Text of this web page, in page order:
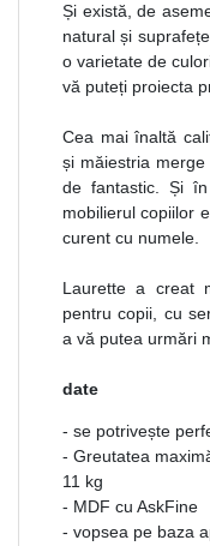
Și există, de
natural și
o varietate de
vă puteți proiecta
Cea mai înaltă
și măiestria
de fantastic. Și
mobilierul copiilor
curent cu numele.
Laurette a creat
pentru copii, cu
a vă putea urmări
date
- se potrivește
- Greutatea
11 kg
- MDF cu AskFine
- vopsea pe baza